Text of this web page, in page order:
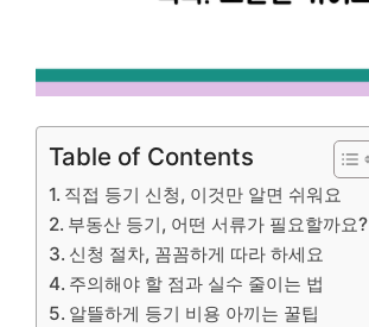
Table of Contents
직접 등기 신청, 이것만 알면 쉬워요
부동산 등기, 어떤 서류가 필요할까요?
신청 절차, 꼼꼼하게 따라 하세요
주의해야 할 점과 실수 줄이는 법
알뜰하게 등기 비용 아끼는 꿀팁